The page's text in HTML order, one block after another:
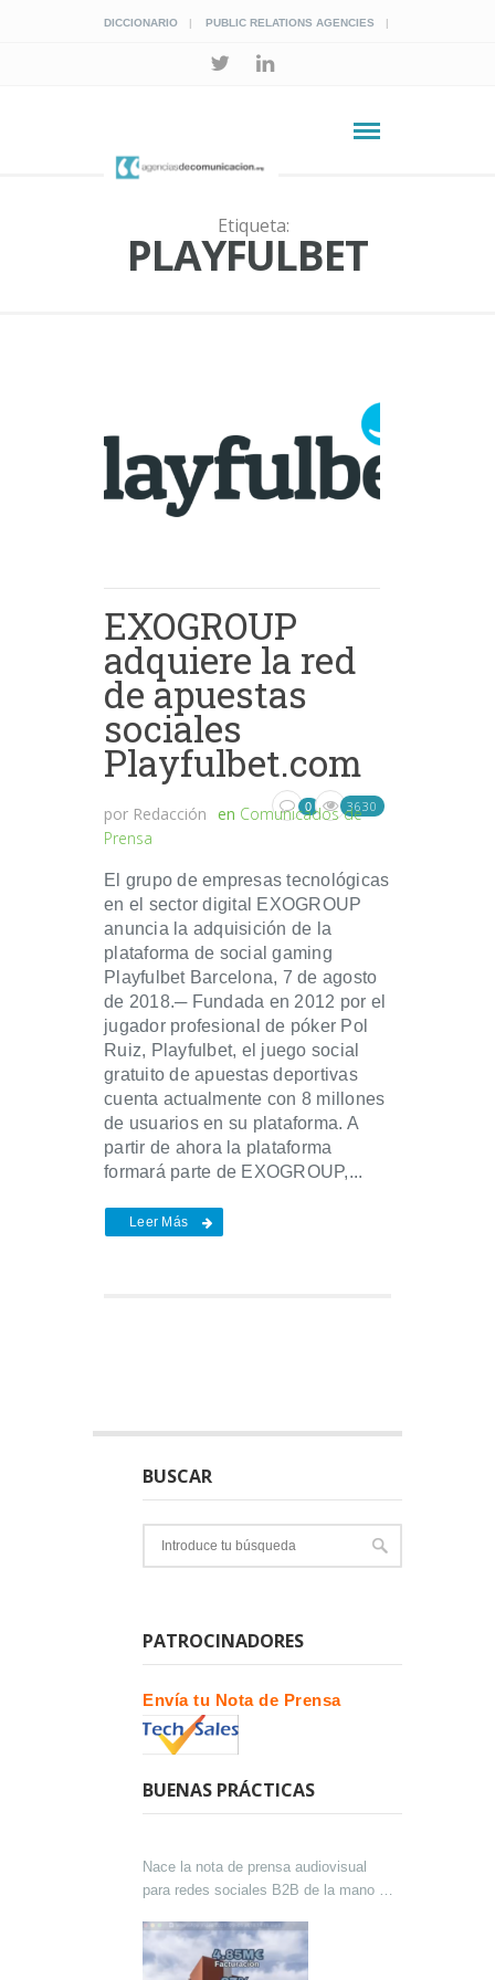
DICCIONARIO PUBLIC RELATIONS AGENCIES
Etiqueta:
PLAYFULBET
EXOGROUP
adquiere la red
de apuestas
sociales
Playfulbet.com
por Redacción en Comunicados de
Prensa
0 3630
El grupo de empresas tecnológicas
en el sector digital EXOGROUP
anuncia la adquisición de la
plataforma de social gaming
Playfulbet Barcelona, 7 de agosto
de 2018.─ Fundada en 2012 por el
jugador profesional de póker Pol
Ruiz, Playfulbet, el juego social
gratuito de apuestas deportivas
cuenta actualmente con 8 millones
de usuarios en su plataforma. A
partir de ahora la plataforma
formará parte de EXOGROUP,...
Leer Más
BUSCAR
PATROCINADORES
Envía tu Nota de Prensa
BUENAS PRÁCTICAS
Nace la nota de prensa audiovisual
para redes sociales B2B de la mano de